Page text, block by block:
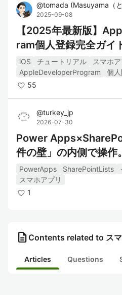
@tomada (Masuyama（と
2025-09-08
【2025年最新版】
ram個人登録完全ガイ
ず完了できる手順書
iOS チュートリアル
スマホア
AppleDeveloperProgram
個
55
@turkey_jp
2026-07-30
Power
件の壁」の内側で操作
段階パイプラインで認
設計
PowerApps SharePointLists
スマホアプリ
1
description Contents related to スマ
Articles Questions